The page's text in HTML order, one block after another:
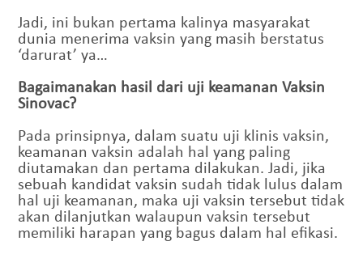
Jadi, ini bukan pertama kalinya masyarakat
dunia menerima vaksin yang masih berstatus
‘darurat’ ya…
Bagaimanakan hasil dari uji keamanan Vaksin
Sinovac?
Pada prinsipnya, dalam suatu uji klinis vaksin,
keamanan vaksin adalah hal yang paling
diutamakan dan pertama dilakukan. Jadi, jika
sebuah kandidat vaksin sudah tidak lulus dalam
hal uji keamanan, maka uji vaksin tersebut tidak
akan dilanjutkan walaupun vaksin tersebut
memiliki harapan yang bagus dalam hal efikasi.